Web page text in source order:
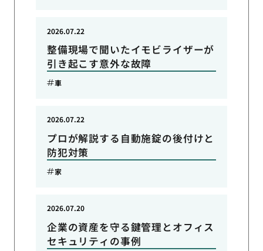
整備現場で聞いたイモビライザーが
引き起こす意外な故障
2026.07.22
車
プロが解説する自動施錠の後付けと
防犯対策
2026.07.22
家
企業の資産を守る鍵管理とオフィス
セキュリティの事例
2026.07.20